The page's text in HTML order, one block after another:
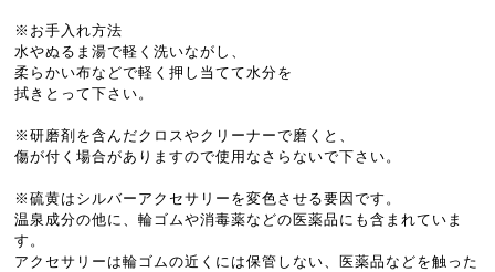
※お手入れ方法
水やぬるま湯で軽く洗いながし、
柔らかい布などで軽く押し当てて水分を
拭きとって下さい。
※研磨剤を含んだクロスやクリーナーで磨くと、
傷が付く場合がありますので使用なさらないで下さい。
※硫黄はシルバーアクセサリーを変色させる要因です。
温泉成分の他に、輪ゴムや消毒薬などの医薬品にも含まれていま
す。
アクセサリーは輪ゴムの近くには保管しない、医薬品などを触った